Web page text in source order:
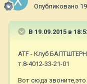
Опубликовано
В 19.09.2015 в
ATF - Клуб
т.8-4012-33-21-01
Вот сюда